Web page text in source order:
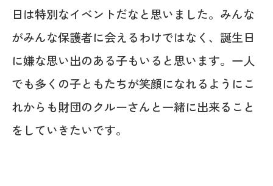
日は特別なイベントだなと思いました。みんな
がみんな保護者に会えるわけではなく、誕生日
に嫌な思い出のある子もいると思います。一人
でも多くの子ともたちが笑顔になれるようにこ
れからも財団のクルーさんと一緒に出来ること
をしていきたいです。